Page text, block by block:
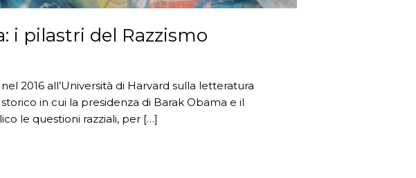
i pilastri del Razzismo
2016 all’Università di Harvard sulla letteratura
in cui la presidenza di Barak Obama e il
le questioni razziali, per […]